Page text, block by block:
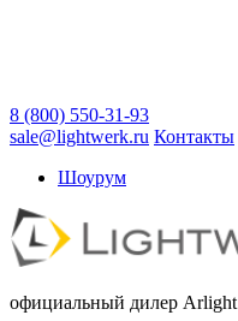
8 (800) 550-31-93
sale@lightwerk.ru Контакты
Шоурум
официальный дилер Arlight